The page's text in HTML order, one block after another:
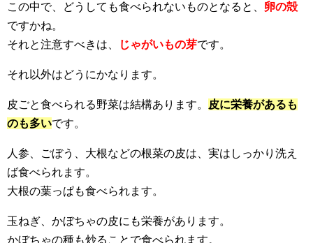
この中で、どうしても食べられないものとなると、 卵の殻
ですかね。
それと注意すべきは、
じゃがいもの芽です。
それ以外はどうにかなります。
皮ごと食べられる野菜は結構あります。
皮に栄養があるも
のも多いです。
人参、ごぼう、大根などの根菜の皮は、実はしっかり洗え
ば食べられます。
大根の葉っぱも食べられます。
玉ねぎ、かぼちゃの皮にも栄養があります。
かぼちゃの種も炒ることで食べられます。